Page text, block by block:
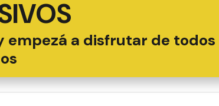
empezá a disfrutar de todos